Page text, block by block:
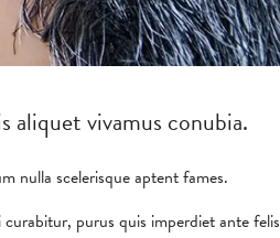
vivamus conubia.
nulla scelerisque aptent fames.
purus quis imperdiet ante felis